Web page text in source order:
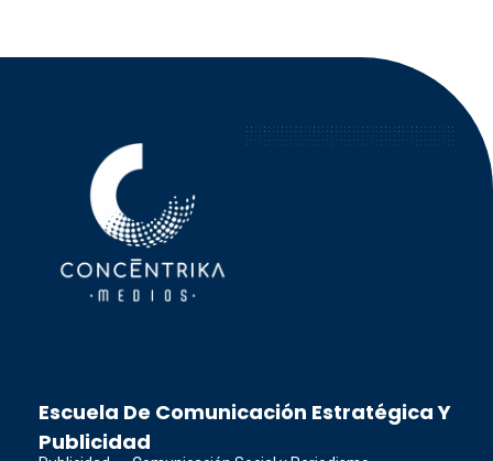
Escuela De Comunicación Estratégica Y
Publicidad